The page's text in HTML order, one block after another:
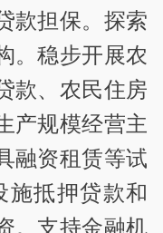
款担保。探索
。稳步开展农
款、农民住房
产规模经营主
融资租赁等试
施抵押贷款和
。支持金融机